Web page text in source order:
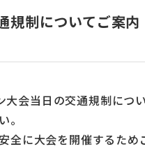
規制についてご案内
会当日の交通規制につい
。
に大会を開催するため